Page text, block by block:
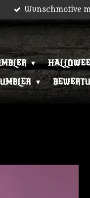
Wunschmotive